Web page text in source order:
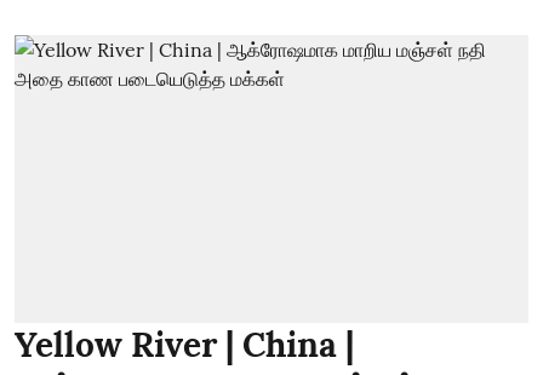
Yellow River | China |